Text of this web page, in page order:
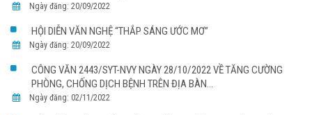
Ngày đăng: 20/09/2022
HỘI DIỄN VĂN NGHỆ “THẮP SÁNG ƯỚC MƠ”
Ngày đăng: 20/09/2022
CÔNG VĂN 2443/SYT-NVY NGÀY 28/10/2022 VỀ TĂNG CƯỜNG
PHÒNG, CHỐNG DỊCH BỆNH TRÊN ĐỊA BÀN...
Ngày đăng: 02/11/2022